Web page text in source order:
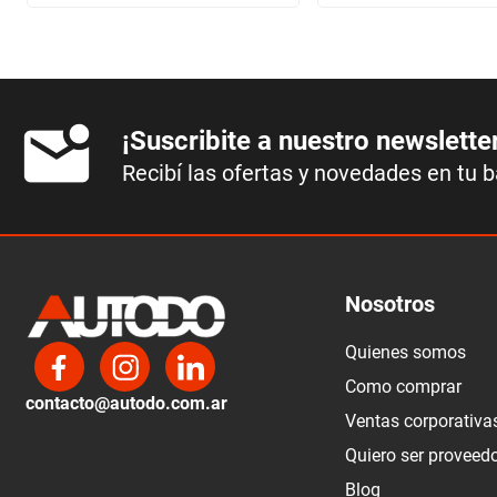
¡Suscribite a nuestro
Recibí las ofertas y novedades en tu
contacto@autodo.com.ar
Nosotros
Quienes somos
Como comprar
Ventas
Quiero ser
Blog